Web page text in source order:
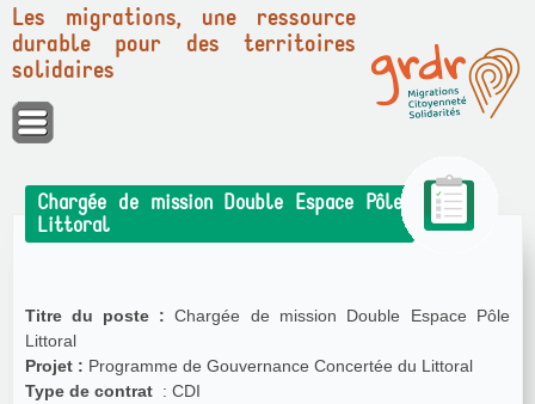
Panneau de gestion des cookies
Les migrations, une ressource
durable pour des territoires
solidaires
Chargée de mission Double Espace Pôle
Littoral
Titre du poste : Chargée de mission Double Espace Pôle
Littoral
Projet : Programme de Gouvernance Concertée du Littoral
Type de contrat : CDI